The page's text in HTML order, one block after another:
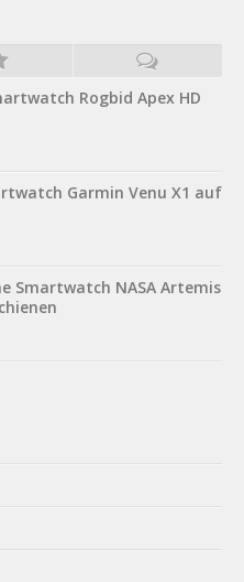
Rogbid Apex HD
Garmin Venu X1 auf
Smartwatch NASA Artemis